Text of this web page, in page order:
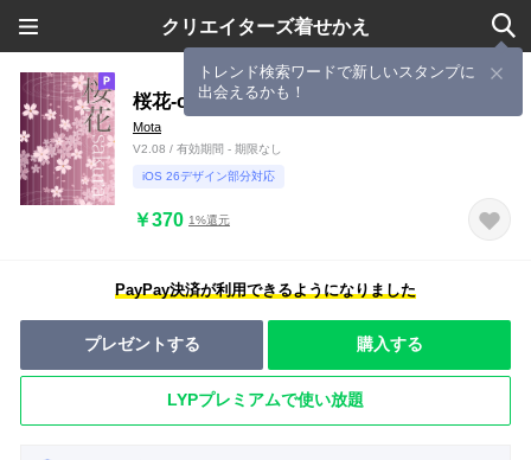
クリエイターズ着せかえ
トレンド検索ワードで新しいスタンプに
出会えるかも！
桜花-ouka-
Mota
V2.08 / 有効期間 - 期限なし
iOS 26デザイン部分対応
￥370 1%還元
PayPay決済が利用できるようになりました
プレゼントする 購入する
LYPプレミアムで使い放題